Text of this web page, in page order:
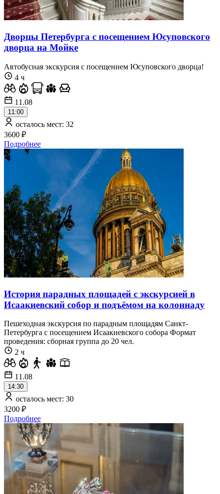
Дворцы Петербурга с посещением Юсуповского
дворца на Мойке
Автобусная экскурсия c посещением Юсуповского дворца!
4 ч
11.08
11:00
осталось мест: 32
3600 ₽
Подробнее
История парадных площадей с экскурсией в
Исаакиевский собор и подъёмом на колоннаду
Пешеходная экскурсия по парадным площадям Санкт-
Петербурга с посещением Исаакиевского собора Формат
проведения: сборная группа до 20 чел.
2 ч
11.08
14:30
осталось мест: 30
3200 ₽
Подробнее